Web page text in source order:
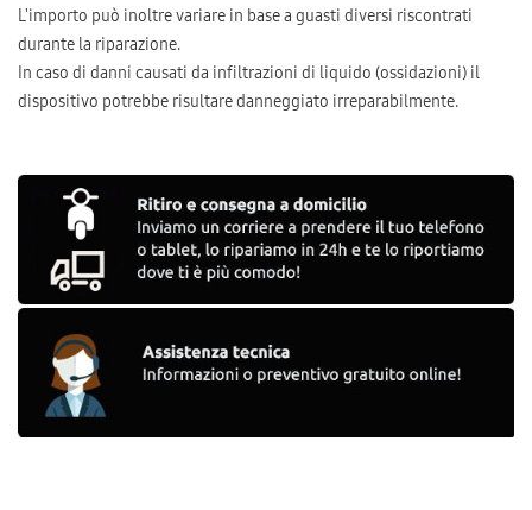
L'importo può inoltre variare in base a guasti diversi riscontrati
durante la riparazione.
In caso di danni causati da infiltrazioni di liquido (ossidazioni) il
dispositivo potrebbe risultare danneggiato irreparabilmente.